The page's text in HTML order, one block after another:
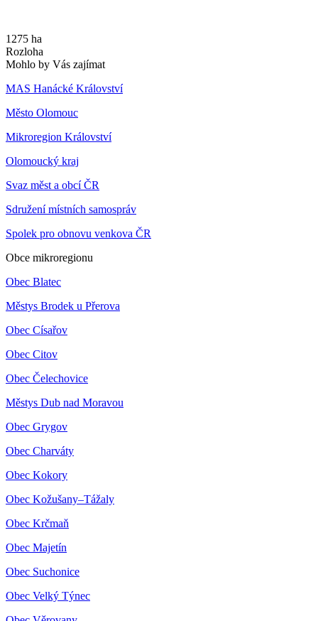
1275 ha
Rozloha
Mohlo by Vás zajímat
MAS Hanácké Království
Město Olomouc
Mikroregion Království
Olomoucký kraj
Svaz měst a obcí ČR
Sdružení místních samospráv
Spolek pro obnovu venkova ČR
Obce mikroregionu
Obec Blatec
Městys Brodek u Přerova
Obec Císařov
Obec Citov
Obec Čelechovice
Městys Dub nad Moravou
Obec Grygov
Obec Charváty
Obec Kokory
Obec Kožušany–Tážaly
Obec Krčmaň
Obec Majetín
Obec Suchonice
Obec Velký Týnec